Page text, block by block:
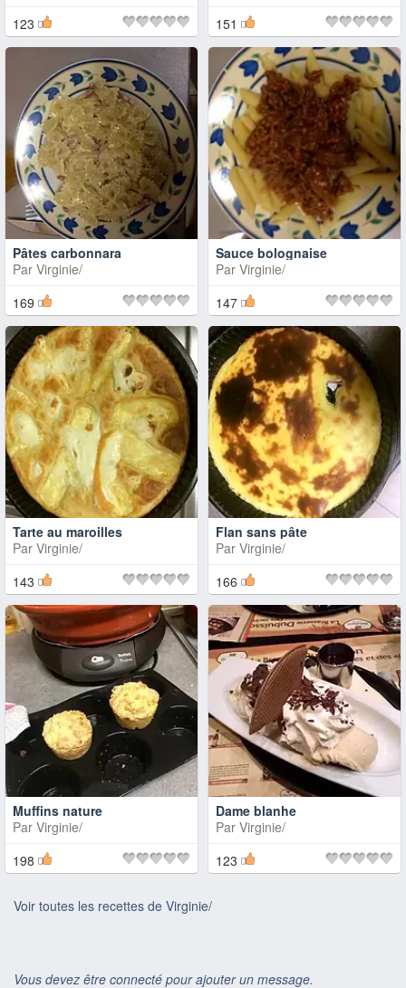
123
151
Pâtes carbonnara
Par Virginie/
169
Sauce bolognaise
Par Virginie/
147
Tarte au maroilles
Par Virginie/
143
Flan sans pâte
Par Virginie/
166
Muffins nature
Par Virginie/
198
Dame blanhe
Par Virginie/
123
Voir toutes les recettes de Virginie/
Vous devez être connecté pour ajouter un message.